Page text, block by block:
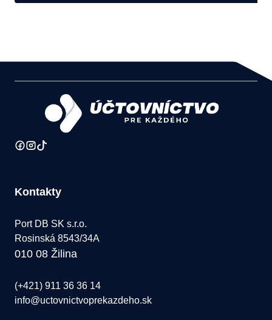
Kontakty
Port DB SK s.r.o.
Rosinská 8543/34A
010 08 Žilina
(+421) 911 36 36 14
info@uctovnictvoprekazdeho.sk